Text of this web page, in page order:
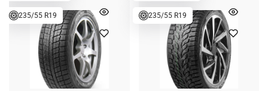
235/55 R19 235/55 R19